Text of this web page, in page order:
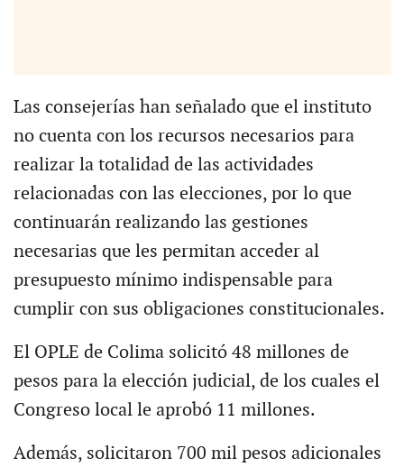
Las consejerías han señalado que el instituto
no cuenta con los recursos necesarios para
realizar la totalidad de las actividades
relacionadas con las elecciones, por lo que
continuarán realizando las gestiones
necesarias que les permitan acceder al
presupuesto mínimo indispensable para
cumplir con sus obligaciones constitucionales.
El OPLE de Colima solicitó 48 millones de
pesos para la elección judicial, de los cuales el
Congreso local le aprobó 11 millones.
Además, solicitaron 700 mil pesos adicionales